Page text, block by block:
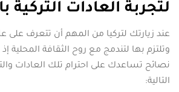
لتجربة العادات التركية
عند زيارتك لتركيا من المهم أن تتعرف على
وتلتزم بها لتندمج مع روح الثقافة المحلية
نصائح تساعدك على احترام تلك العادات
التالية: